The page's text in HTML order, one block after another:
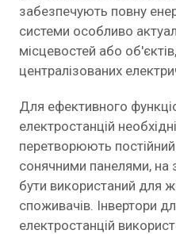
забезпечують повну
системи особливо
місцевостей або
централізованих
Для ефективного
електростанцій
перетворюють
сонячними панелями, на
бути використаний для
споживачів. Інвертори
електростанцій